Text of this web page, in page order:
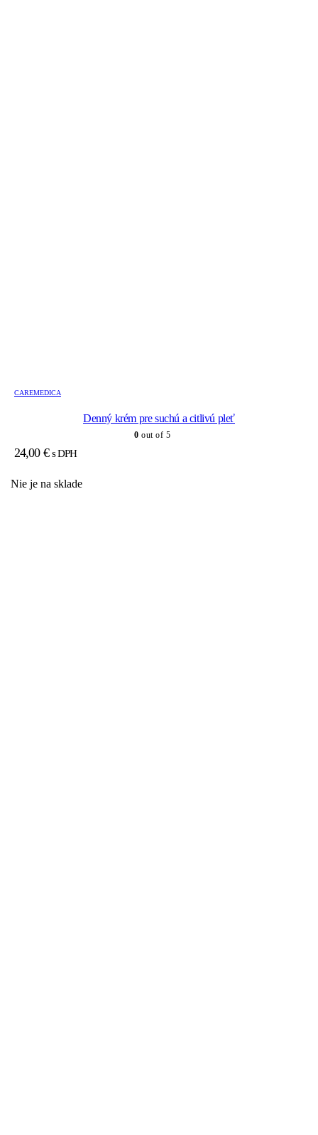
CAREMEDICA
Denný krém pre suchú a citlivú pleť
0 out of 5
24,00 € s DPH
Nie je na sklade